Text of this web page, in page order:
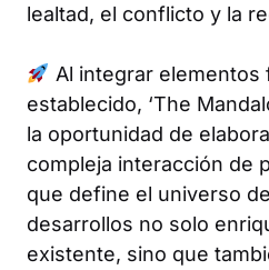
lealtad, el conflicto y la
Al integrar
establecido, ‘The
la oportunidad de
compleja interacción de
que define el universo
desarrollos no solo
existente, sino que